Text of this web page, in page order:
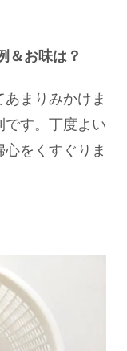
＆お味は？
まりみかけま
です。丁度よい
をくすぐりま